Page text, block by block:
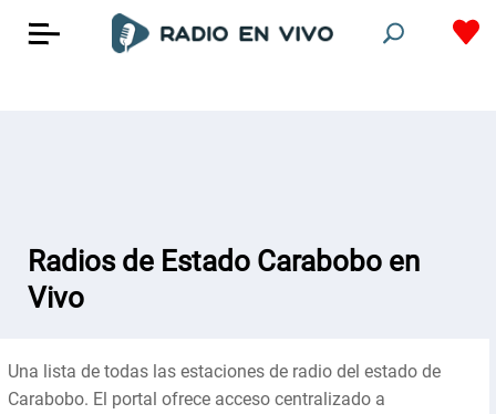
Radios de Estado Carabobo en
Vivo
Una lista de todas las estaciones de radio del estado de
Carabobo. El portal ofrece acceso centralizado a